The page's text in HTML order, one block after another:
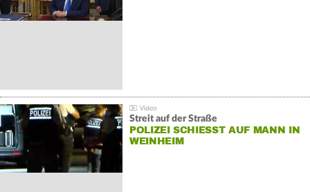
Streit auf der Straße
POLIZEI SCHIESST AUF MANN IN W
EINHEIM